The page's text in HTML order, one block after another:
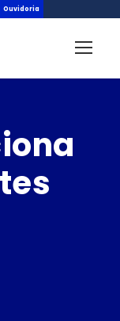
Ouvidoria